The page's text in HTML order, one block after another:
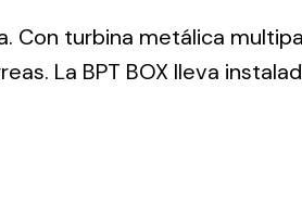
Con turbina metálica
La BPT BOX lleva